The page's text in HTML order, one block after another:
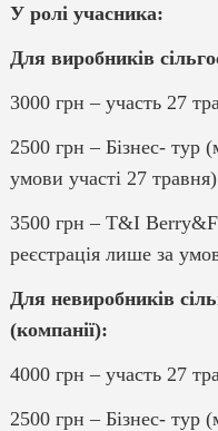
У ролі учасника:
Для виробників
3000 грн – участь 27
2500 грн – Бізнес- тур
умови участі 27
3500 грн – T&I
реєстрація лише за
Для невиробників
(компанії):
4000 грн – участь 27
2500 грн – Бізнес- тур